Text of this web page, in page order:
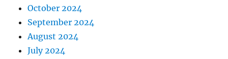
October 2024
September 2024
August 2024
July 2024